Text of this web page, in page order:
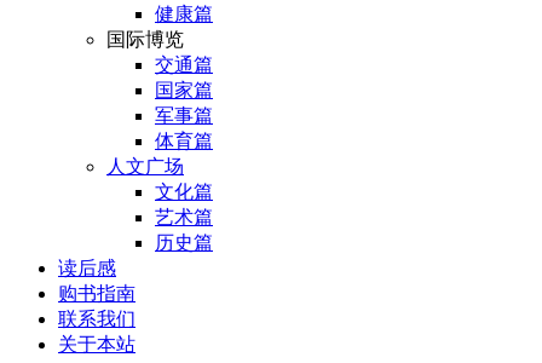
健康篇
国际博览
交通篇
国家篇
军事篇
体育篇
人文广场
文化篇
艺术篇
历史篇
读后感
购书指南
联系我们
关于本站